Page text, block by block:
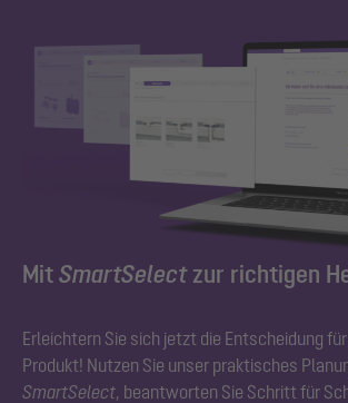
Mit SmartSelect zur richtigen
Erleichtern Sie sich jetzt die Entscheidung
Produkt! Nutzen Sie unser praktisches
SmartSelect, beantworten Sie Schritt für